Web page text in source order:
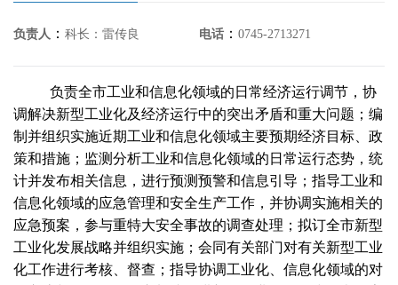
负责人 ： 科长：雷传良 电话 ： 0745-2713271
负责全市工业和信息化领域的日常经济运行调节，协
调解决新型工业化及经济运行中的突出矛盾和重大问题；编
制并组织实施近期工业和信息化领域主要预期经济目标、政
策和措施；监测分析工业和信息化领域的日常运行态势，统
计并发布相关信息，进行预测预警和信息引导；指导工业和
信息化领域的应急管理和安全生产工作，并协调实施相关的
应急预案，参与重特大安全事故的调查处理；拟订全市新型
工业化发展战略并组织实施；会同有关部门对有关新型工业
化工作进行考核、督查；指导协调工业化、信息化领域的对